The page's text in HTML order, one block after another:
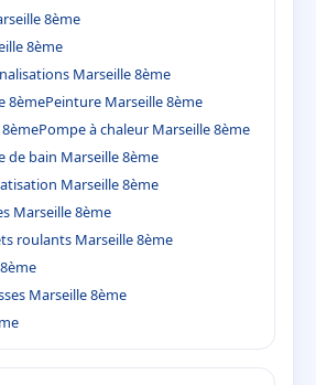
8ème
8ème
Marseille 8ème
8èmePeinture Marseille 8ème
Pompe à chaleur Marseille 8ème
de bain Marseille 8ème
Marseille 8ème
Marseille 8ème
roulants Marseille 8ème
Marseille 8ème